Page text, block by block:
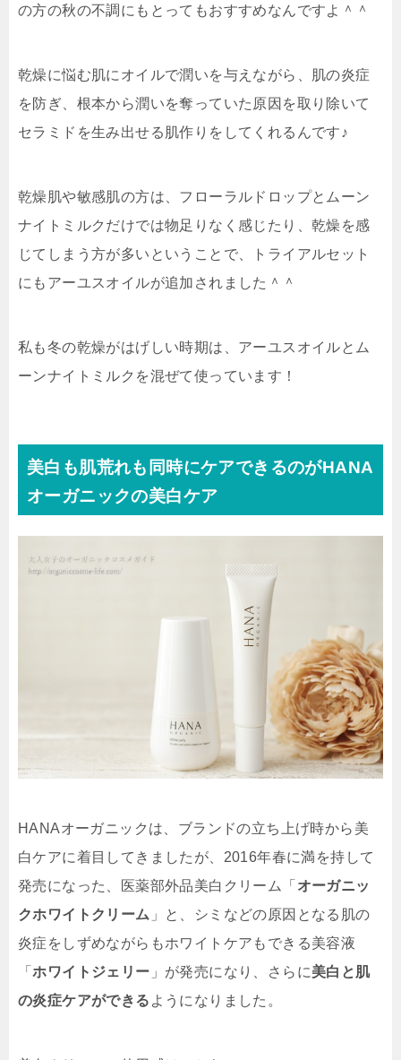
の方の秋の不調にもとってもおすすめなんですよ＾＾
乾燥に悩む肌にオイルで潤いを与えながら、肌の炎症
を防ぎ、根本から潤いを奪っていた原因を取り除いて
セラミドを生み出せる肌作りをしてくれるんです♪
乾燥肌や敏感肌の方は、フローラルドロップとムーン
ナイトミルクだけでは物足りなく感じたり、乾燥を感
じてしまう方が多いということで、トライアルセット
にもアーユスオイルが追加されました＾＾
私も冬の乾燥がはげしい時期は、アーユスオイルとム
ーンナイトミルクを混ぜて使っています！
美白も肌荒れも同時にケアできるのがHANA
オーガニックの美白ケア
HANAオーガニックは、ブランドの立ち上げ時から美
白ケアに着目してきましたが、2016年春に満を持して
発売になった、医薬部外品美白クリーム「 オーガニッ
クホワイトクリーム 」と、シミなどの原因となる肌の
炎症をしずめながらもホワイトケアもできる美容液
「ホワイトジェリー 」が発売になり、さらに美白と肌
の炎症ケアができる ようになりました。